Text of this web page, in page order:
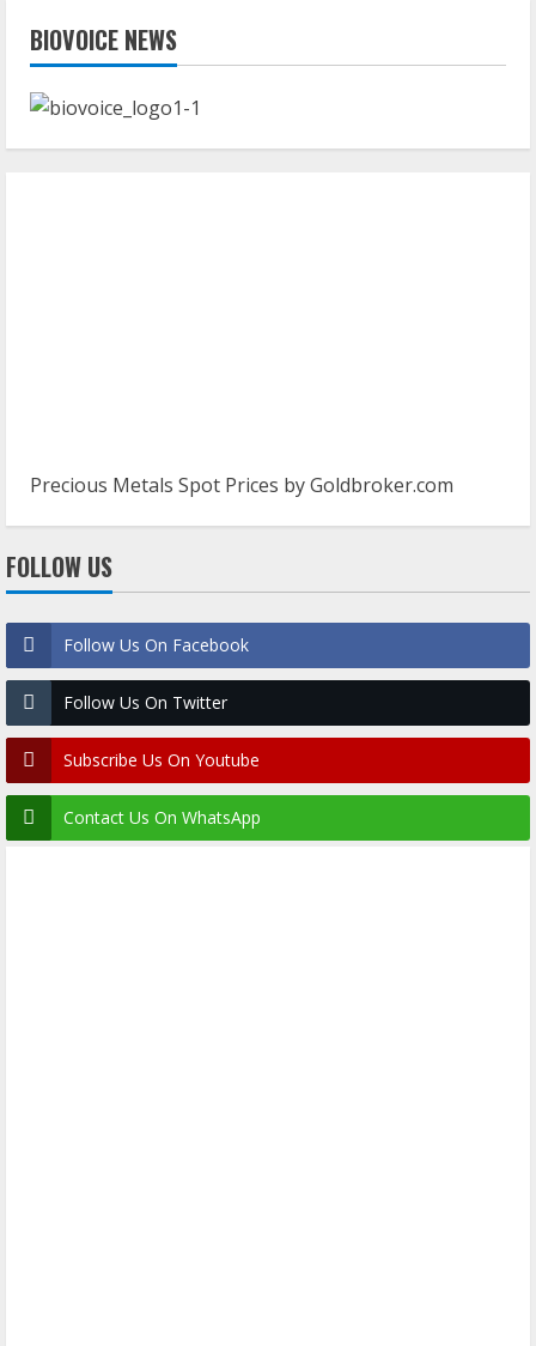
BIOVOICE NEWS
Precious Metals Spot Prices byGoldbroker.com
FOLLOW US
Follow Us On Facebook
Follow Us On Twitter
Subscribe Us On Youtube
Contact Us On WhatsApp